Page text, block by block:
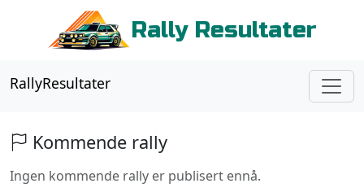
Rally Resultater
RallyResultater
Kommende rally
Ingen kommende rally er publisert ennå.